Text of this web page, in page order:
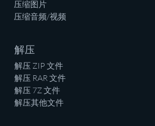
压缩图片
压缩音频/视频
解压
解压 ZIP 文件
解压 RAR 文件
解压 7Z 文件
解压其他文件